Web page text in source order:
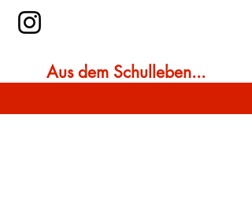
Aus dem Schulleben...